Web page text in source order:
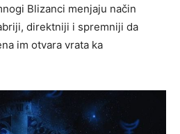
Blizanci menjaju način
direktniji i spremniji da
im otvara vrata ka